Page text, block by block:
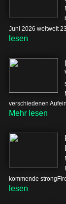
Juni 2026 weltweit
lesen
verschiedenen
Mehr lesen
kommende
lesen